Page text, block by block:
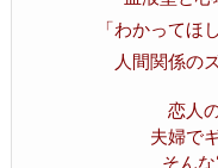
「わかってほ
人間関係の
恋人
夫婦で
そんな